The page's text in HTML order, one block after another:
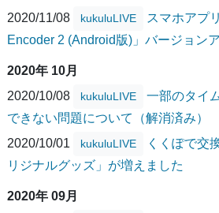
2020/11/08
kukuluLIVE
スマホアプ
Encoder 2 (Android版)」バージョン
2020年 10月
2020/10/08
kukuluLIVE
一部のタイ
できない問題について（解消済み）
2020/10/01
kukuluLIVE
くくぽで交
リジナルグッズ」が増えました
2020年 09月